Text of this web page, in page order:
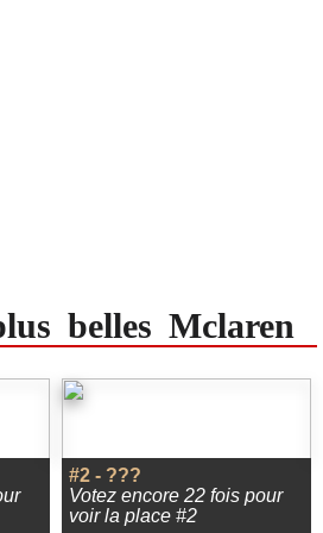
belles Mclaren
#2 - ???
Votez encore 22 fois pour
voir la place #2